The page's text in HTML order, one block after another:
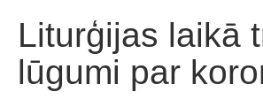
Liturģijas laikā
lūgumi par